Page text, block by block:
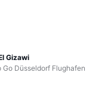
Gizawi
Go Düsseldorf Flughafen